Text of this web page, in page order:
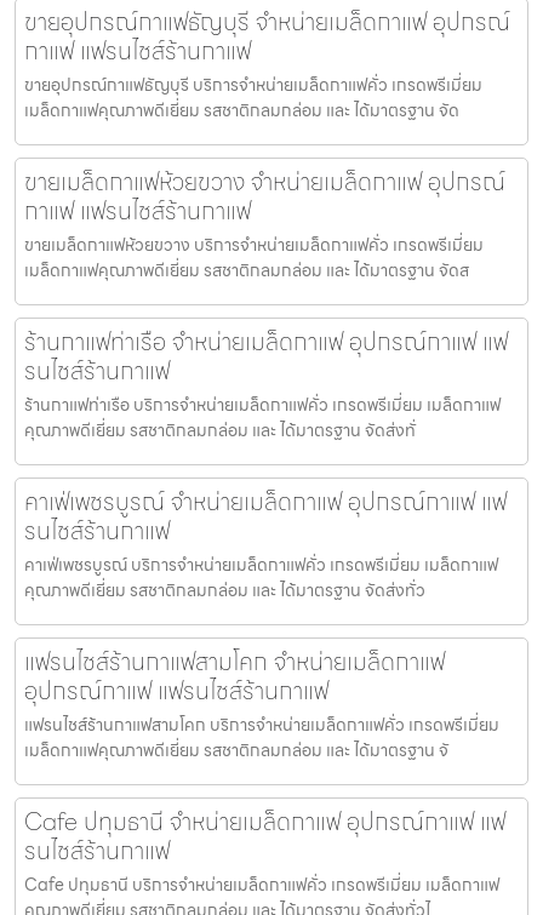
ขายอุปกรณ์กาแฟธัญบุรี จำหน่ายเมล็ดกาแฟ อุปกรณ์
กาแฟ แฟรนไชส์ร้านกาแฟ
ขายอุปกรณ์กาแฟธัญบุรี บริการจำหน่ายเมล็ดกาแฟคั่ว เกรดพรีเมี่ยม
เมล็ดกาแฟคุณภาพดีเยี่ยม รสชาติกลมกล่อม และ ได้มาตรฐาน จัด
ขายเมล็ดกาแฟห้วยขวาง จำหน่ายเมล็ดกาแฟ อุปกรณ์
กาแฟ แฟรนไชส์ร้านกาแฟ
ขายเมล็ดกาแฟห้วยขวาง บริการจำหน่ายเมล็ดกาแฟคั่ว เกรดพรีเมี่ยม
เมล็ดกาแฟคุณภาพดีเยี่ยม รสชาติกลมกล่อม และ ได้มาตรฐาน จัดส
ร้านกาแฟท่าเรือ จำหน่ายเมล็ดกาแฟ อุปกรณ์กาแฟ แฟ
รนไชส์ร้านกาแฟ
ร้านกาแฟท่าเรือ บริการจำหน่ายเมล็ดกาแฟคั่ว เกรดพรีเมี่ยม เมล็ดกาแฟ
คุณภาพดีเยี่ยม รสชาติกลมกล่อม และ ได้มาตรฐาน จัดส่งทั่
คาเฟ่เพชรบูรณ์ จำหน่ายเมล็ดกาแฟ อุปกรณ์กาแฟ แฟ
รนไชส์ร้านกาแฟ
คาเฟ่เพชรบูรณ์ บริการจำหน่ายเมล็ดกาแฟคั่ว เกรดพรีเมี่ยม เมล็ดกาแฟ
คุณภาพดีเยี่ยม รสชาติกลมกล่อม และ ได้มาตรฐาน จัดส่งทั่ว
แฟรนไชส์ร้านกาแฟสามโคก จำหน่ายเมล็ดกาแฟ
อุปกรณ์กาแฟ แฟรนไชส์ร้านกาแฟ
แฟรนไชส์ร้านกาแฟสามโคก บริการจำหน่ายเมล็ดกาแฟคั่ว เกรดพรีเมี่ยม
เมล็ดกาแฟคุณภาพดีเยี่ยม รสชาติกลมกล่อม และ ได้มาตรฐาน จั
Cafe ปทุมธานี จำหน่ายเมล็ดกาแฟ อุปกรณ์กาแฟ แฟ
รนไชส์ร้านกาแฟ
Cafe ปทุมธานี บริการจำหน่ายเมล็ดกาแฟคั่ว เกรดพรีเมี่ยม เมล็ดกาแฟ